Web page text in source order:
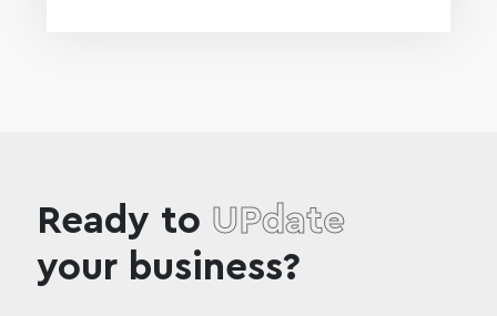
Ready to UPdate
your business?